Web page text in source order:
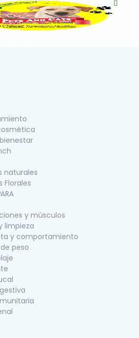
naturales
Florales
y músculos
limpieza
y comportamiento
peso